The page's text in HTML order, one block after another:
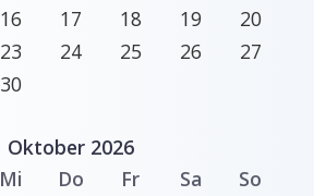
16 17 18 19
20
23 24 25 26
27
30
Oktober 2026
Mi Do Fr Sa
So